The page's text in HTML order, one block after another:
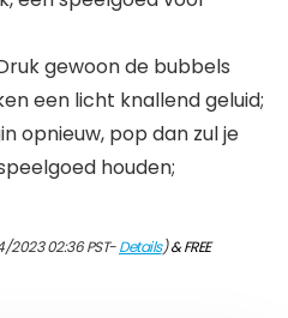
Druk gewoon de bubbels
een licht knallend geluid;
opnieuw, pop dan zul je
houden;
02:36 PST-Details)&FREE